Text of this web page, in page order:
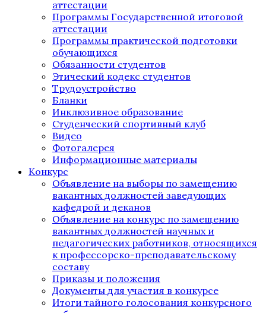
аттестации
Программы Государственной итоговой
аттестации
Программы практической подготовки
обучающихся
Обязанности студентов
Этический кодекс студентов
Трудоустройство
Бланки
Инклюзивное образование
Студенческий спортивный клуб
Видео
Фотогалерея
Информационные материалы
Конкурс
Объявление на выборы по замещению
вакантных должностей заведующих
кафедрой и деканов
Объявление на конкурс по замещению
вакантных должностей научных и
педагогических работников, относящихся
к профессорско-преподавательскому
составу
Приказы и положения
Документы для участия в конкурсе
Итоги тайного голосования конкурсного